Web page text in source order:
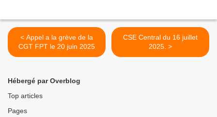
< Appel a la grève de la
CGT FPT le 20 juin 2025
CSE Central du 16 juillet
2025. >
Hébergé par Overblog
Top articles
Pages